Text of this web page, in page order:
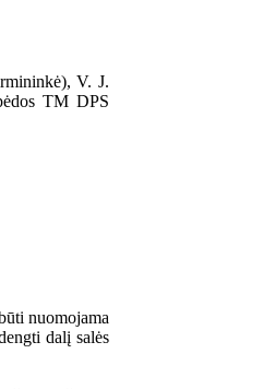
V. J.
TM DPS
nuomojama
dalį salės